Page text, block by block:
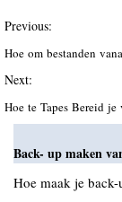
Previous:
Hoe om bestanden
Next:
Hoe te Tapes Bereid
Back- up maken
Hoe maak je